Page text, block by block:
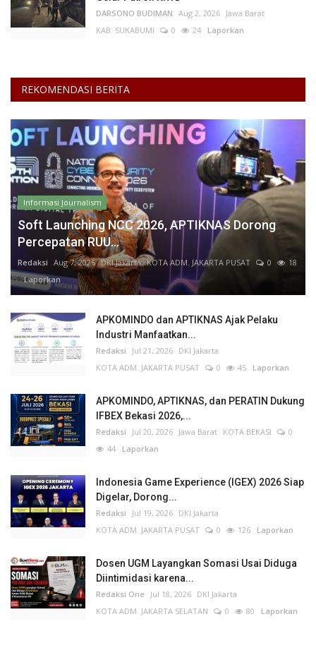
DARSONO BUDIMAN Aug 2, 2026 Jawa Barat
KAB. SUKABUMI
0 24 Laporkan
REKOMENDASI BERITA
Informasi Journalism
Soft Launching NCC 2026, APTIKNAS Dorong
Percepatan RUU...
Redaksi Aug 7, 2026 DKI Jakarta KOTA ADM. JAKARTA PUSAT 0
18
Laporkan
APKOMINDO dan APTIKNAS Ajak Pelaku
Industri Manfaatkan...
Redaksi Jul 21, 2026 DKI Jakarta
KOTA ADM. JAKARTA PUSAT
0 45 Laporkan
APKOMINDO, APTIKNAS, dan PERATIN Dukung
IFBEX Bekasi 2026,...
Redaksi Jul 20, 2026 Jawa Barat KOTA BEKASI
0
44 Laporkan
Indonesia Game Experience (IGEX) 2026 Siap
Digelar, Dorong...
Redaksi Jul 19, 2026 DKI Jakarta
KOTA ADM. JAKARTA PUSAT
0 126 Laporkan
Dosen UGM Layangkan Somasi Usai Diduga
Diintimidasi karena...
Redaksi One Jul 18, 2026 DKI Jakarta
KOTA ADM. JAKARTA SELATAN
0 80 Laporkan